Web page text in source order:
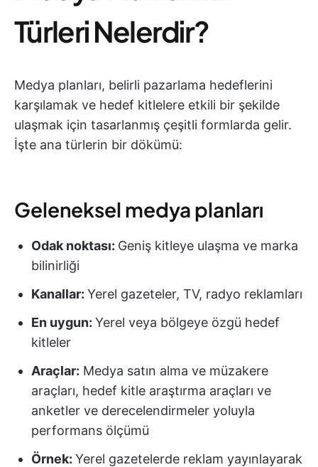
Türleri Nelerdir?
Medya planları, belirli pazarlama hedeflerini
karşılamak ve hedef kitlelere etkili bir şekilde
ulaşmak için tasarlanmış çeşitli formlarda gelir.
İşte ana türlerin bir dökümü:
Geleneksel medya planları
Odak noktası: Geniş kitleye ulaşma ve marka
bilinirliği
Kanallar: Yerel gazeteler, TV, radyo reklamları
En uygun: Yerel veya bölgeye özgü hedef
kitleler
Araçlar: Medya satın alma ve müzakere
araçları, hedef kitle araştırma araçları ve
anketler ve derecelendirmeler yoluyla
performans ölçümü
Örnek: Yerel gazetelerde reklam yayınlayarak